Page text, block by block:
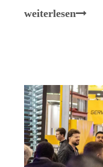
Co., Ltd. und
weiterlesen